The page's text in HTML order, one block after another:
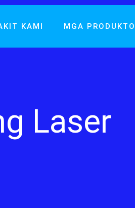
KAMI MGA PRODUKTO
Laser